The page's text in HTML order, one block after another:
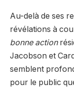
Au-delà de ses
révélations à
bonne action
Jacobson et
semblent
pour le public